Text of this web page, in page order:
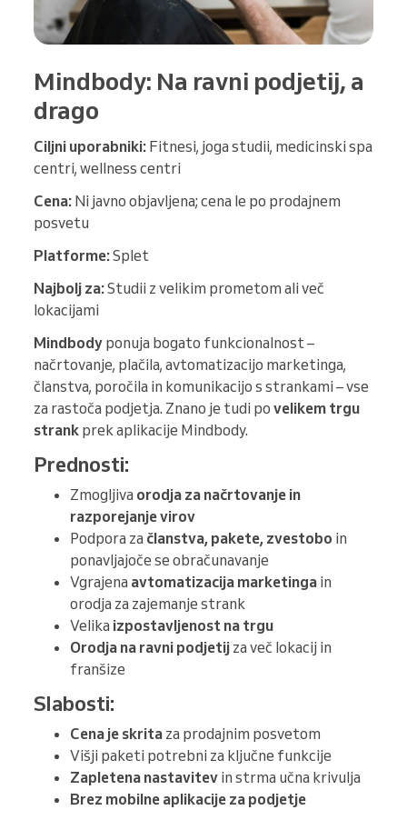
Mindbody: Na ravni podjetij, a
drago
Ciljni uporabniki: Fitnesi, joga studii, medicinski spa
centri, wellness centri
Cena: Ni javno objavljena; cena le po prodajnem
posvetu
Platforme:Splet
Najbolj za:Studii z velikim prometom ali več
lokacijami
Mindbody ponuja bogato funkcionalnost –
načrtovanje, plačila, avtomatizacijo marketinga,
članstva, poročila in komunikacijo s strankami – vse
za rastoča podjetja. Znano je tudi po velikem trgu
strank prek aplikacije Mindbody.
Prednosti:
Zmogljiva orodja za načrtovanje in
razporejanje virov
Podpora za članstva, pakete, zvestobo in
ponavljajoče se obračunavanje
Vgrajena avtomatizacija marketinga in
orodja za zajemanje strank
Velika izpostavljenost na trgu
Orodja na ravni podjetij za več lokacij in
franšize
Slabosti:
Cena je skrita za prodajnim posvetom
Višji paketi potrebni za ključne funkcije
Zapletena nastavitev in strma učna krivulja
Brez mobilne aplikacije za podjetje